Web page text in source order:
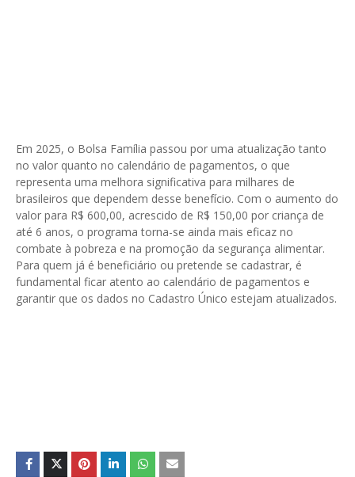
Em 2025, o Bolsa Família passou por uma atualização tanto
no valor quanto no calendário de pagamentos, o que
representa uma melhora significativa para milhares de
brasileiros que dependem desse benefício. Com o aumento do
valor para R$ 600,00, acrescido de R$ 150,00 por criança de
até 6 anos, o programa torna-se ainda mais eficaz no
combate à pobreza e na promoção da segurança alimentar.
Para quem já é beneficiário ou pretende se cadastrar, é
fundamental ficar atento ao calendário de pagamentos e
garantir que os dados no Cadastro Único estejam atualizados.